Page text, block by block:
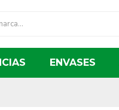
ENVASES